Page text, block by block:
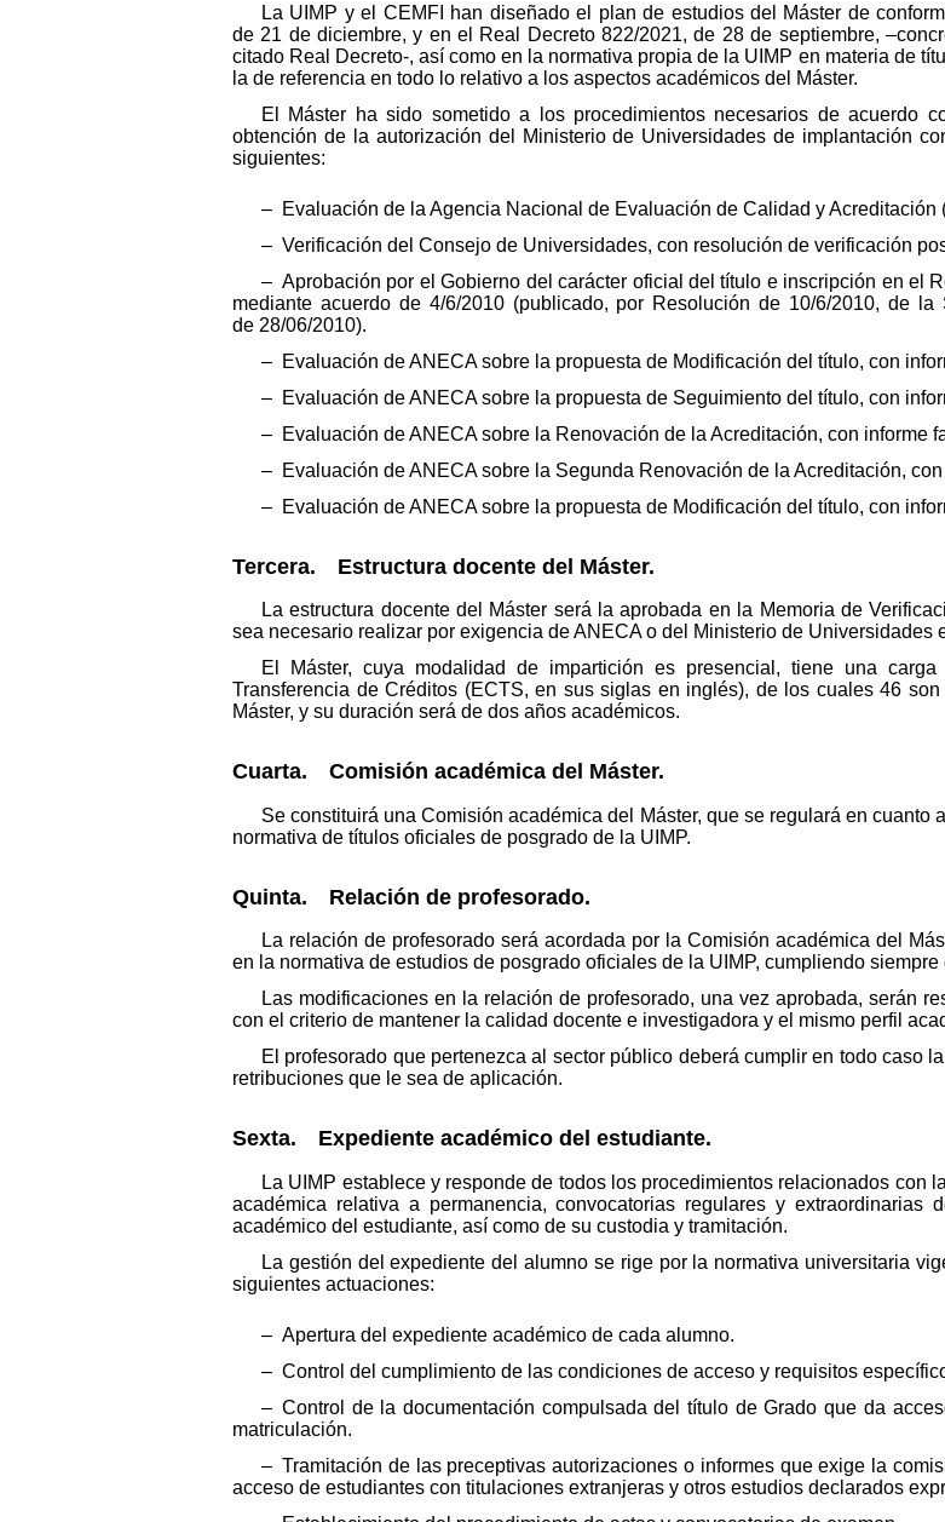
La UIMP y el CEMFI han diseñado el plan de estudios del Máster de
de 21 de diciembre, y en el Real Decreto 822/2021, de 28 de septiembre,
citado Real Decreto-, así como en la normativa propia de la UIMP en materia de
la de referencia en todo lo relativo a los aspectos académicos del Máster.
El Máster ha sido sometido a los procedimientos necesarios de acuerdo
obtención de la autorización del Ministerio de Universidades de implantación
siguientes:
– Evaluación de la Agencia Nacional de Evaluación de Calidad y Acreditación
– Verificación del Consejo de Universidades, con resolución de verificación
– Aprobación por el Gobierno del carácter oficial del título e inscripción en el
mediante acuerdo de 4/6/2010 (publicado, por Resolución de 10/6/2010, de
de 28/06/2010).
– Evaluación de ANECA sobre la propuesta de Modificación del título, con
– Evaluación de ANECA sobre la propuesta de Seguimiento del título, con
– Evaluación de ANECA sobre la Renovación de la Acreditación, con informe
– Evaluación de ANECA sobre la Segunda Renovación de la Acreditación,
– Evaluación de ANECA sobre la propuesta de Modificación del título, con
Tercera. Estructura docente del Máster.
La estructura docente del Máster será la aprobada en la Memoria de
sea necesario realizar por exigencia de ANECA o del Ministerio de Universidades
El Máster, cuya modalidad de impartición es presencial, tiene una
Transferencia de Créditos (ECTS, en sus siglas en inglés), de los cuales 46
Máster, y su duración será de dos años académicos.
Cuarta. Comisión académica del Máster.
Se constituirá una Comisión académica del Máster, que se regulará en
normativa de títulos oficiales de posgrado de la UIMP.
Quinta. Relación de profesorado.
La relación de profesorado será acordada por la Comisión académica del
en la normativa de estudios de posgrado oficiales de la UIMP, cumpliendo
Las modificaciones en la relación de profesorado, una vez aprobada, serán
con el criterio de mantener la calidad docente e investigadora y el mismo perfil
El profesorado que pertenezca al sector público deberá cumplir en todo caso
retribuciones que le sea de aplicación.
Sexta. Expediente académico del estudiante.
La UIMP establece y responde de todos los procedimientos relacionados con
académica relativa a permanencia, convocatorias regulares y extraordinarias
académico del estudiante, así como de su custodia y tramitación.
La gestión del expediente del alumno se rige por la normativa universitaria
siguientes actuaciones:
– Apertura del expediente académico de cada alumno.
– Control del cumplimiento de las condiciones de acceso y requisitos
– Control de la documentación compulsada del título de Grado que da
matriculación.
– Tramitación de las preceptivas autorizaciones o informes que exige la
acceso de estudiantes con titulaciones extranjeras y otros estudios declarados